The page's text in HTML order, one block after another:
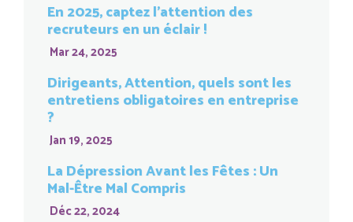
En 2025, captez l’attention des
recruteurs en un éclair !
Mar 24, 2025
Dirigeants, Attention, quels sont les
entretiens obligatoires en entreprise
?
Jan 19, 2025
La Dépression Avant les Fêtes : Un
Mal-Être Mal Compris
Déc 22, 2024